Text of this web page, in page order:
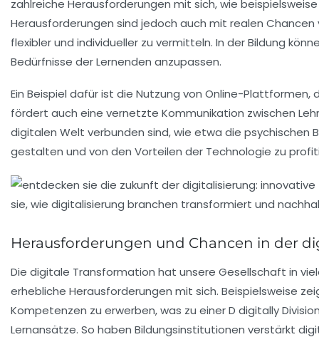
zahlreiche Herausforderungen mit sich, wie
Herausforderungen sind jedoch auch mit realen Chancen
flexibler und individueller zu vermitteln. In der Bildung
Bedürfnisse der Lernenden anzupassen.
Ein Beispiel dafür ist die Nutzung von Online-Plattformen,
fördert auch eine vernetzte Kommunikation zwischen
digitalen Welt verbunden sind, wie etwa die psychischen
gestalten und von den Vorteilen der Technologie zu
Herausforderungen und Chancen in der
Die digitale Transformation hat unsere Gesellschaft in
erhebliche Herausforderungen mit sich. Beispielsweise
Kompetenzen zu erwerben, was zu einerD digitally
Lernansätze. So haben Bildungsinstitutionen verstärkt